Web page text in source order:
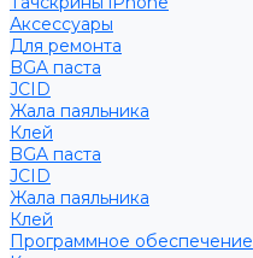
Аксессуары
Для ремонта
BGA паста
JCID
Жала паяльника
Клей
BGA паста
JCID
Жала паяльника
Клей
Программное обеспечение